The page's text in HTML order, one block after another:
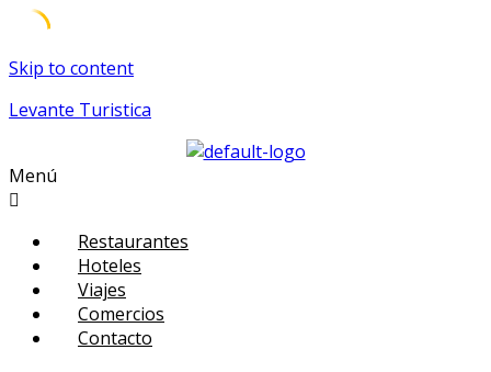
Skip to content
Levante Turistica
Menú
Restaurantes
Hoteles
Viajes
Comercios
Contacto